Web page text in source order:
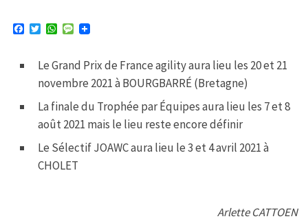
T
t
t
e
W
t
s
A
p
M
s
a
g
Le Grand Prix de France agility aura lieu les 20 et 21
novembre 2021 à BOURGBARRÉ (Bretagne)
La finale du Trophée par Équipes aura lieu les 7 et 8
août 2021 mais le lieu reste encore définir
Le Sélectif JOAWC aura lieu le 3 et 4 avril 2021 à
CHOLET
Arlette CATTOEN